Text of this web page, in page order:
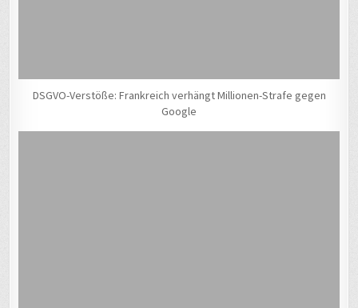
DSGVO-Verstöße: Frankreich verhängt Millionen-Strafe gegen
Google